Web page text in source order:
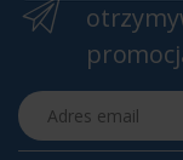
Adres email